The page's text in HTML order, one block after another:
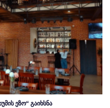
ეზო“ გაიხსნა